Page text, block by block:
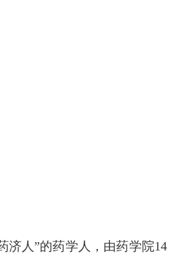
人”的药学人，由药学院14